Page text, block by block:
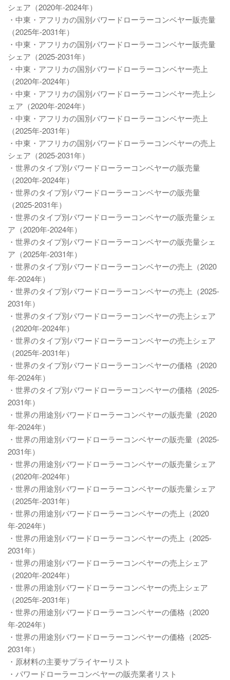
シェア（2020年-2024年）
・中東・アフリカの国別パワードローラーコンベヤー販売量
（2025年-2031年）
・中東・アフリカの国別パワードローラーコンベヤー販売量
シェア（2025-2031年）
・中東・アフリカの国別パワードローラーコンベヤー売上
（2020年-2024年）
・中東・アフリカの国別パワードローラーコンベヤー売上シ
ェア（2020年-2024年）
・中東・アフリカの国別パワードローラーコンベヤー売上
（2025年-2031年）
・中東・アフリカの国別パワードローラーコンベヤーの売上
シェア（2025-2031年）
・世界のタイプ別パワードローラーコンベヤーの販売量
（2020年-2024年）
・世界のタイプ別パワードローラーコンベヤーの販売量
（2025-2031年）
・世界のタイプ別パワードローラーコンベヤーの販売量シェ
ア（2020年-2024年）
・世界のタイプ別パワードローラーコンベヤーの販売量シェ
ア（2025年-2031年）
・世界のタイプ別パワードローラーコンベヤーの売上（2020
年-2024年）
・世界のタイプ別パワードローラーコンベヤーの売上（2025-
2031年）
・世界のタイプ別パワードローラーコンベヤーの売上シェア
（2020年-2024年）
・世界のタイプ別パワードローラーコンベヤーの売上シェア
（2025年-2031年）
・世界のタイプ別パワードローラーコンベヤーの価格（2020
年-2024年）
・世界のタイプ別パワードローラーコンベヤーの価格（2025-
2031年）
・世界の用途別パワードローラーコンベヤーの販売量（2020
年-2024年）
・世界の用途別パワードローラーコンベヤーの販売量（2025-
2031年）
・世界の用途別パワードローラーコンベヤーの販売量シェア
（2020年-2024年）
・世界の用途別パワードローラーコンベヤーの販売量シェア
（2025年-2031年）
・世界の用途別パワードローラーコンベヤーの売上（2020
年-2024年）
・世界の用途別パワードローラーコンベヤーの売上（2025-
2031年）
・世界の用途別パワードローラーコンベヤーの売上シェア
（2020年-2024年）
・世界の用途別パワードローラーコンベヤーの売上シェア
（2025年-2031年）
・世界の用途別パワードローラーコンベヤーの価格（2020
年-2024年）
・世界の用途別パワードローラーコンベヤーの価格（2025-
2031年）
・原材料の主要サプライヤーリスト
・パワードローラーコンベヤーの販売業者リスト